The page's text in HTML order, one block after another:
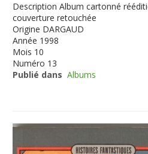
Description Album cartonné
couverture retouchée
Origine DARGAUD
Année 1998
Mois 10
Numéro 13
Publié dans Albums